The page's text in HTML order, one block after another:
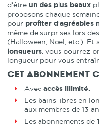
d'être un des plus beaux
proposons chaque
pour profiter d'agréables
même de surprises lors
(Halloween, Noël, etc.). Et
longueurs , vous pourrez
longueur pour vous
Cet abonnement
Avec accès illimité.
Les bains libres en
aux membres de 13
Les abonnements de